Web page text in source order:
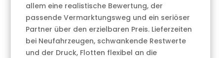
allem eine realistische Bewertung, der
passende Vermarktungsweg und ein seriöser
Partner über den erzielbaren Preis. Lieferzeiten
bei Neufahrzeugen, schwankende Restwerte
und der Druck, Flotten flexibel an die